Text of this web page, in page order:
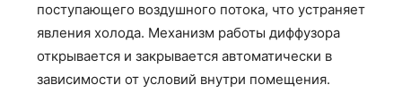
поступающего воздушного потока, что устраняет
явления холода. Механизм работы диффузора
открывается и закрывается автоматически в
зависимости от условий внутри помещения.